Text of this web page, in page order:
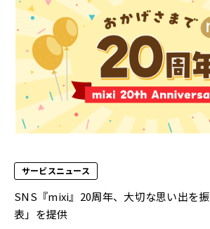
サービスニュース
SNS『mixi』20周年、大切な思い出を
表」を提供